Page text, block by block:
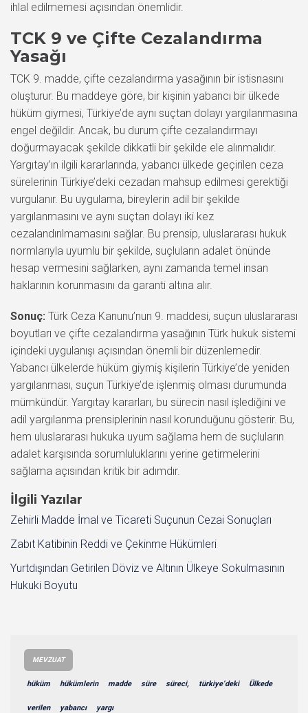
ihlal edilmemesi açısından önemlidir.
TCK 9 ve Çifte Cezalandırma
Yasağı
TCK 9. madde, çifte cezalandırma yasağının bir istisnasını
oluşturur. Bu maddeye göre, bir kişinin yabancı bir ülkede
hüküm giymesi, Türkiye’de aynı suçtan dolayı yargılanmasına
engel değildir. Ancak, bu durum çifte cezalandırmayı
doğurmayacak şekilde dikkatli bir şekilde ele alınmalıdır.
Yargıtay’ın ilgili kararlarında, yabancı ülkede geçirilen ceza
sürelerinin Türkiye’deki cezadan mahsup edilmesi gerektiği
vurgulanır. Bu uygulama, bireylerin adil bir şekilde
yargılanmasını ve aynı suçtan dolayı iki kez
cezalandırılmamasını sağlar. Bu prensip, uluslararası hukuk
normlarıyla uyumlu bir şekilde, suçluların adalet önünde
hesap vermesini sağlarken, aynı zamanda temel insan
haklarının korunmasını da garanti altına alır.
Sonuç: Türk Ceza Kanunu’nun 9. maddesi, suçun uluslararası
boyutları ve çifte cezalandırma yasağının Türk hukuk sistemi
içindeki uygulanışı açısından önemli bir düzenlemedir.
Yabancı ülkelerde hüküm giymiş kişilerin Türkiye’de yeniden
yargılanması, suçun Türkiye’de işlenmiş olması durumunda
mümkündür. Yargıtay kararları, bu sürecin nasıl işlediğini ve
adil yargılanma prensiplerinin nasıl korunduğunu gösterir. Bu,
hem uluslararası hukuka uyum sağlama hem de suçluların
adalet karşısında sorumluluklarını yerine getirmelerini
sağlama açısından kritik bir adımdır.
İlgili Yazılar
Zehirli Madde İmal ve Ticareti Suçunun Cezai Sonuçları
Zabıt Katibinin Reddi ve Çekinme Hükümleri
Yurtdışından Getirilen Döviz ve Altının Ülkeye Sokulmasının
Hukuki Boyutu
MEVZUAT
hüküm hükümlerin madde süre süreci, türkiye’deki Ülkede
verilen yabancı yargı